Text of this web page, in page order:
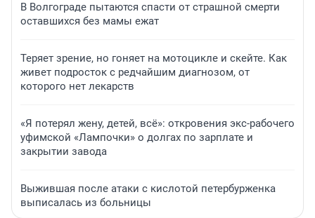
В Волгограде пытаются спасти от страшной смерти
оставшихся без мамы ежат
Теряет зрение, но гоняет на мотоцикле и скейте. Как
живет подросток с редчайшим диагнозом, от
которого нет лекарств
«Я потерял жену, детей, всё»: откровения экс-рабочего
уфимской «Лампочки» о долгах по зарплате и
закрытии завода
Выжившая после атаки с кислотой петербурженка
выписалась из больницы